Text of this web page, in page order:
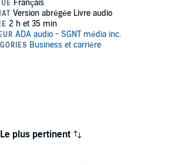
Le plus pertinent